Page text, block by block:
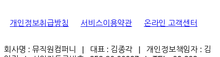
3. 개인정보의 보유기간, 제공
(1) 개인정보 제공
과 같은 경우에는 예외로 합니다.
개인정보취급방침 서비스이용약관 온라인 고객센터
회사명 : 뮤직원컴퍼니 | 대표 : 김종각 | 개인정보책임자 : 김